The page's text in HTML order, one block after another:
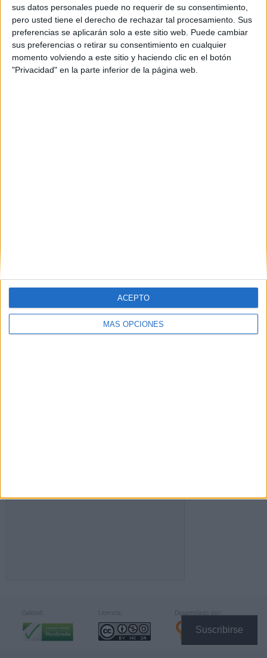
sus datos personales puede no requerir de su consentimiento,
pero usted tiene el derecho de rechazar tal procesamiento. Sus
preferencias se aplicarán solo a este sitio web. Puede cambiar
sus preferencias o retirar su consentimiento en cualquier
momento volviendo a este sitio y haciendo clic en el botón
"Privacidad" en la parte inferior de la página web.
MÁS OPCIONES
ACEPTO
Suscribirse
Buscar
SIGUE NUESTROS TABLEROS EN